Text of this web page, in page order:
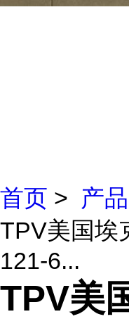
首页 > 产
TPV美国埃
121-6...
TPV美